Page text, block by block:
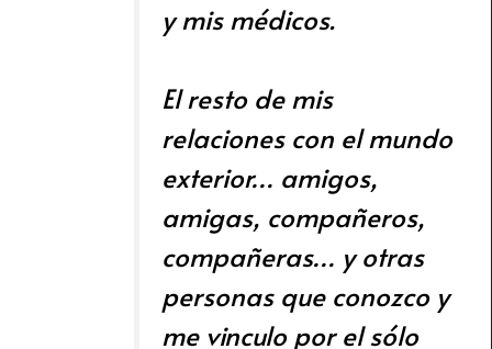
y mis médicos.
El resto de mis
relaciones con el mundo
exterior… amigos,
amigas, compañeros,
compañeras… y otras
personas que conozco y
me vinculo por el sólo